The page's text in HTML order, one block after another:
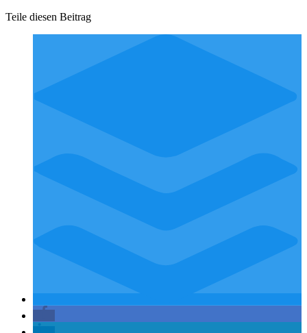
Teile diesen Beitrag